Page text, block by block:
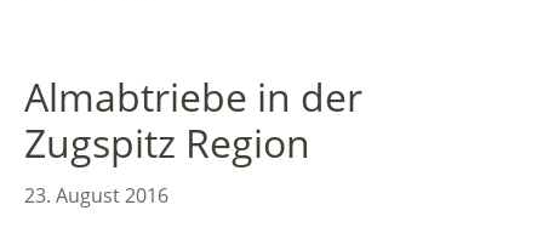
Almabtriebe in der
Zugspitz Region
23. August 2016